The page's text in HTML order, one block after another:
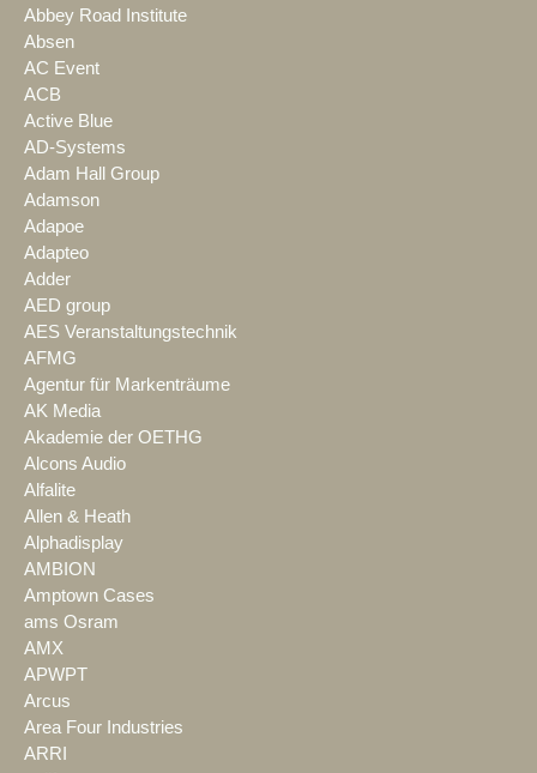
Abbey Road Institute
Absen
AC Event
ACB
Active Blue
AD-Systems
Adam Hall Group
Adamson
Adapoe
Adapteo
Adder
AED group
AES Veranstaltungstechnik
AFMG
Agentur für Markenträume
AK Media
Akademie der OETHG
Alcons Audio
Alfalite
Allen & Heath
Alphadisplay
AMBION
Amptown Cases
ams Osram
AMX
APWPT
Arcus
Area Four Industries
ARRI